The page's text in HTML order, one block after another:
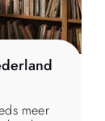
meer